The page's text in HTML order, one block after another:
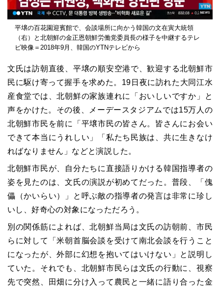
平壌の百花園迎賓館で、会談場所に向かう韓国の文在寅大統領
（右）と北朝鮮の金正恩朝鮮労働党委員長の様子を中継するテレ
ビ映像＝2018年9月、韓国のYTNテレビから
文氏は訪朝直後、平壌の順安空港で、歓迎する北朝鮮市
民に駆け寄って握手を求めた。19日夜に訪れた大同江水
産食堂では、北朝鮮の家族連れに「おいしいですか」と
声をかけた。その後、メーデースタジアムでは15万人の
北朝鮮市民を前に「平壌市民の皆さん。皆さんにお会い
できて本当にうれしい」「私たち民族は、共に生きなけ
ればなりません」などと演説した。
北朝鮮市民が、自分たちに直接語りかける韓国指導者の
姿を見たのは、文氏の演説が初めてだった。普段、「傀
儡（かいらい）」と呼ぶ敵の指導者の発言は非常に珍し
いし、好奇心の対象になっただろう。
別の関係筋によれば、北朝鮮当局は文氏の訪朝前、市民
らに対して「米朝首脳会談を受けて南北会談を行うこと
になったが、外部に幻想を抱いてはいけない」と説明し
ていた。それでも、北朝鮮市民らは文氏の行動に、視察
先で突然、田畑に分け入って農民と一緒に語り合った金